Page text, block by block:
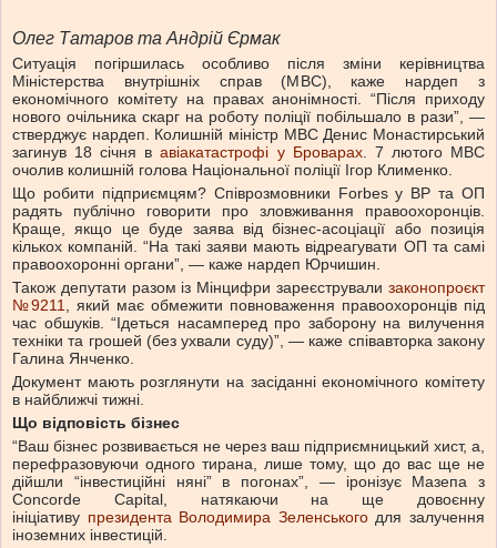
Олег Татаров та Андрій Єрмак
Ситуація погіршилась особливо після зміни керівництва
Міністерства внутрішніх справ (МВС), каже нардеп з
економічного комітету на правах анонімності. “Після приходу
нового очільника скарг на роботу поліції побільшало в рази”, —
стверджує нардеп. Колишній міністр МВС Денис Монастирський
загинув 18 січня в авіакатастрофі у Броварах. 7 лютого МВС
очолив колишній голова Національної поліції Ігор Клименко.
Що робити підприємцям? Співрозмовники Forbes у ВР та ОП
радять публічно говорити про зловживання правоохоронців.
Краще, якщо це буде заява від бізнес-асоціації або позиція
кількох компаній. “На такі заяви мають відреагувати ОП та самі
правоохоронні органи”, — каже нардеп Юрчишин.
Також депутати разом із Мінцифри зареєстрували законопроєкт
№9211, який має обмежити повноваження правоохоронців під
час обшуків. “Ідеться насамперед про заборону на вилучення
техніки та грошей (без ухвали суду)”, — каже співавторка закону
Галина Янченко.
Документ мають розглянути на засіданні економічного комітету
в найближчі тижні.
Що відповість бізнес
“Ваш бізнес розвивається не через ваш підприємницький хист, а,
перефразовуючи одного тирана, лише тому, що до вас ще не
дійшли “інвестиційні няні” в погонах”, — іронізує Мазепа з
Concorde Capital, натякаючи на ще довоєнну
ініціативу президента Володимира Зеленськогодля залучення
іноземних інвестицій.